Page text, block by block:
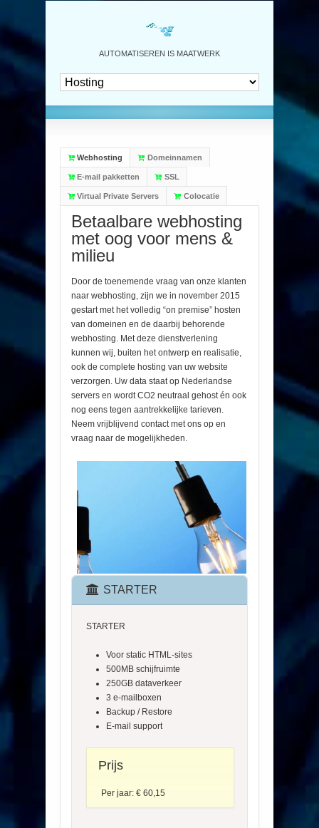
AUTOMATISEREN IS MAATWERK
Webhosting Domeinnamen
E-mail pakketten SSL
Virtual Private Servers Colocatie
Betaalbare webhosting
met oog voor mens &
milieu
Door de toenemende vraag van onze klanten
naar webhosting, zijn we in november 2015
gestart met het volledig “on premise” hosten
van domeinen en de daarbij behorende
webhosting. Met deze dienstverlening
kunnen wij, buiten het ontwerp en realisatie,
ook de complete hosting van uw website
verzorgen. Uw data staat op Nederlandse
servers en wordt CO2 neutraal gehost én ook
nog eens tegen aantrekkelijke tarieven.
Neem vrijblijvend contact met ons op en
vraag naar de mogelijkheden.
STARTER
STARTER
Voor static HTML-sites
500MB schijfruimte
250GB dataverkeer
3 e-mailboxen
Backup / Restore
E-mail support
Prijs
Per jaar: € 60,15